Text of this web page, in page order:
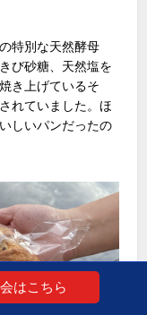
特別な天然酵母
び砂糖、天然塩を
き上げているそ
れていました。ほ
しいパンだったの
はこちら